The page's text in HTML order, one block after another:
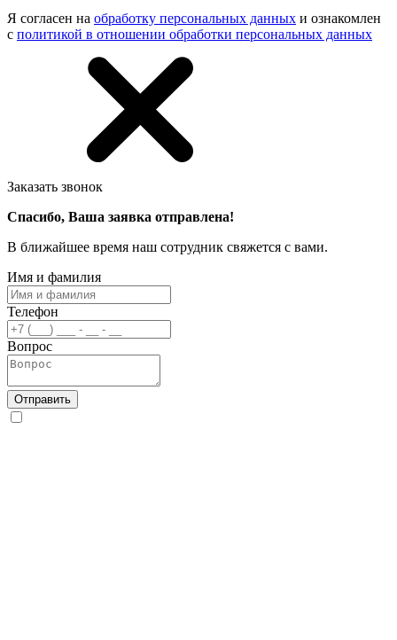
Я согласен на обработку персональных данных и ознакомлен
с политикой в отношении обработки персональных данных
Заказать звонок
Спасибо, Ваша заявка отправлена!
В ближайшее время наш сотрудник свяжется с вами.
Имя и фамилия
Телефон
Вопрос
Отправить